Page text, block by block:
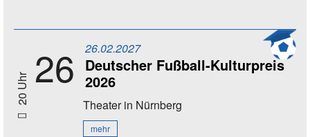
20 Uhr 26 26.02.2027
Deutscher Fußball-Kulturpreis
2026
Theaterin Nürnberg
mehr